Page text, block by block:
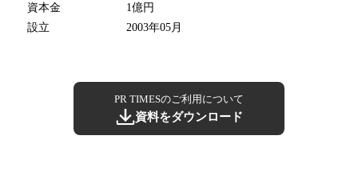
資本金
1億円
設立
2003年05月
PR TIMESのご利用について
資料をダウンロード